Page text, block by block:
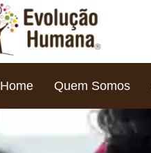
Home Quem Somos